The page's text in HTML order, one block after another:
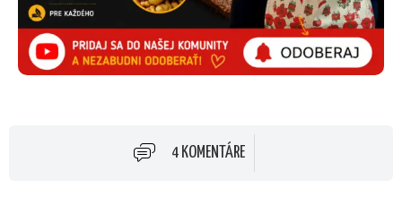
4 KOMENTÁRE